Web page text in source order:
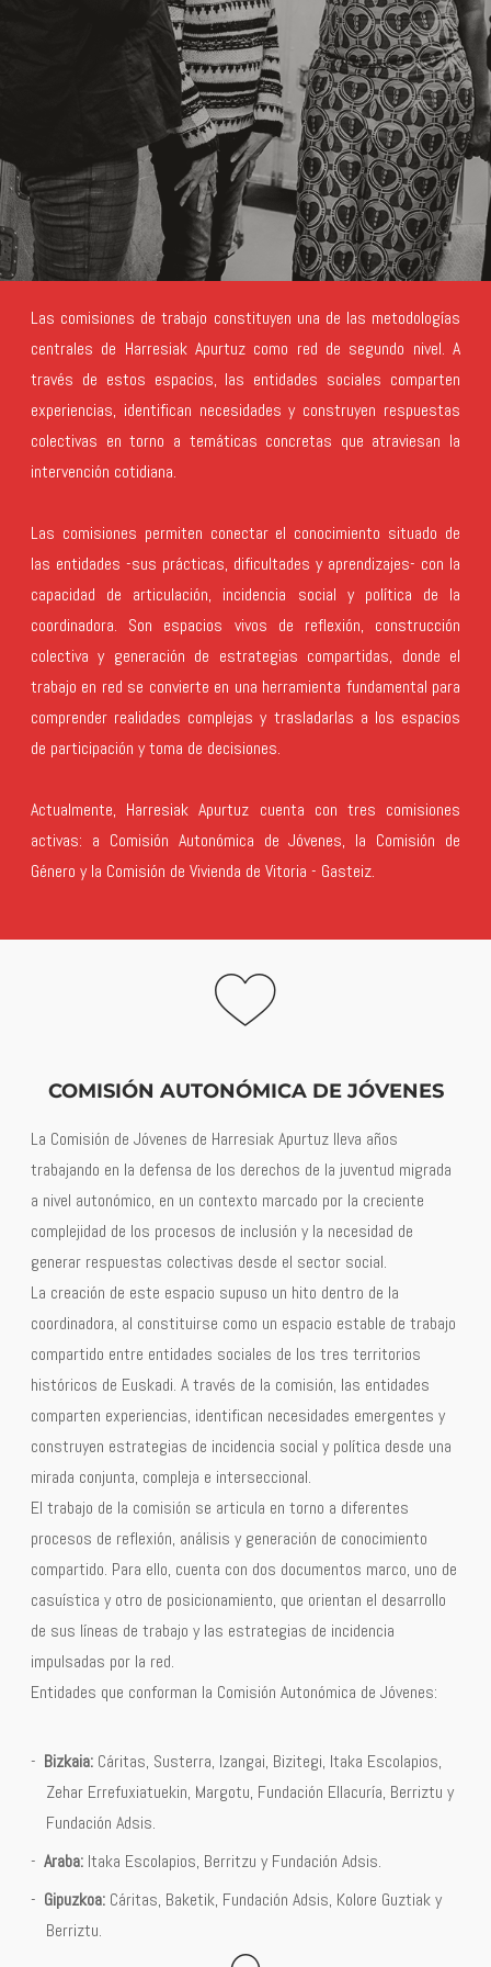
Las comisiones de trabajo constituyen una de las metodologías
centrales de Harresiak Apurtuz como red de segundo nivel. A
través de estos espacios, las entidades sociales comparten
experiencias, identifican necesidades y construyen respuestas
colectivas en torno a temáticas concretas que atraviesan la
intervención cotidiana.
Las comisiones permiten conectar el conocimiento situado de
las entidades -sus prácticas, dificultades y aprendizajes- con la
capacidad de articulación, incidencia social y política de la
coordinadora. Son espacios vivos de reflexión, construcción
colectiva y generación de estrategias compartidas, donde el
trabajo en red se convierte en una herramienta fundamental para
comprender realidades complejas y trasladarlas a los espacios
de participación y toma de decisiones.
Actualmente, Harresiak Apurtuz cuenta con tres comisiones
activas: a Comisión Autonómica de Jóvenes, la Comisión de
Género y la Comisión de Vivienda de Vitoria - Gasteiz.
COMISIÓN AUTONÓMICA DE JÓVENES
La Comisión de Jóvenes de Harresiak Apurtuz lleva años
trabajando en la defensa de los derechos de la juventud migrada
a nivel autonómico, en un contexto marcado por la creciente
complejidad de los procesos de inclusión y la necesidad de
generar respuestas colectivas desde el sector social.
La creación de este espacio supuso un hito dentro de la
coordinadora, al constituirse como un espacio estable de trabajo
compartido entre entidades sociales de los tres territorios
históricos de Euskadi. A través de la comisión, las entidades
comparten experiencias, identifican necesidades emergentes y
construyen estrategias de incidencia social y política desde una
mirada conjunta, compleja e interseccional.
El trabajo de la comisión se articula en torno a diferentes
procesos de reflexión, análisis y generación de conocimiento
compartido. Para ello, cuenta con dos documentos marco, uno de
casuística y otro de posicionamiento, que orientan el desarrollo
de sus líneas de trabajo y las estrategias de incidencia
impulsadas por la red.
Entidades que conforman la Comisión Autonómica de Jóvenes:
Bizkaia: Cáritas, Susterra, Izangai, Bizitegi, Itaka Escolapios,
Zehar Errefuxiatuekin, Margotu, Fundación Ellacuría, Berriztu y
Fundación Adsis.
Araba: Itaka Escolapios, Berritzu y Fundación Adsis.
Gipuzkoa: Cáritas, Baketik, Fundación Adsis, Kolore Guztiak y
Berriztu.